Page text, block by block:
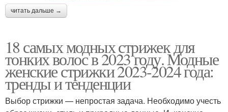
читать дальше →
18 самых модных стрижек для
тонких волос в 2023 году. Модные
женские стрижки 2023-2024 года:
тренды и тенденции
Выбор стрижки — непростая задача. Необходимо учесть